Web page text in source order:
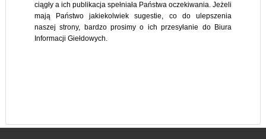
ciągły a ich publikacja spełniała Państwa oczekiwania. Jeżeli
mają Państwo jakiekolwiek sugestie, co do ulepszenia
naszej strony, bardzo prosimy o ich przesyłanie do Biura
Informacji Giełdowych.